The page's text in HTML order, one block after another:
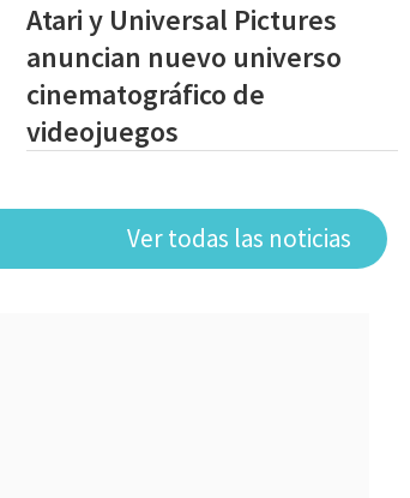
Atari y Universal Pictures
anuncian nuevo universo
cinematográfico de
videojuegos
Ver todas las noticias